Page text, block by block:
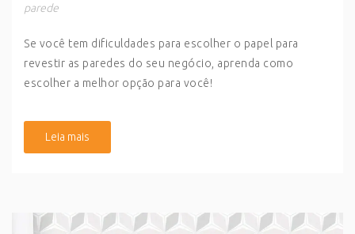
parede
Se você tem dificuldades para escolher o papel para
revestir as paredes do seu negócio, aprenda como
escolher a melhor opção para você!
Leia mais